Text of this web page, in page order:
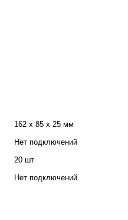
162 х 85 х 25 мм
Нет подключений
20 шт
Нет подключений